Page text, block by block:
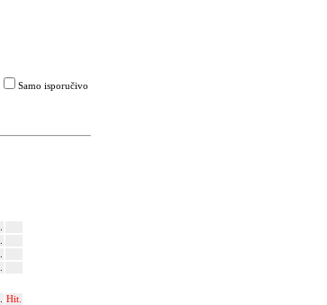
Samo isporučivo
Hit.